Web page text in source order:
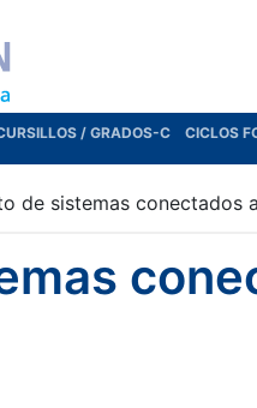
/ GRADOS-C CICLOS
de sistemas conectados